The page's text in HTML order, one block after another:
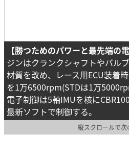
【勝つためのパワーと最先端の
ジンはクランクシャフトやバル
材質を改め、レース用ECU装着
を1万6500rpm(STDは1万
電子制御は5軸IMUを核に
最新ソフトで制御する。
縦スクロールで次